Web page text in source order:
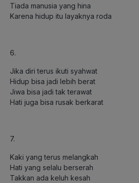
Tiada manusia yang hina
Karena hidup itu layaknya roda
6.
Jika diri terus ikuti syahwat
Hidup bisa jadi lebih berat
Jiwa bisa jadi tak terawat
Hati juga bisa rusak berkarat
7.
Kaki yang terus melangkah
Hati yang selalu berserah
Takkan ada keluh kesah